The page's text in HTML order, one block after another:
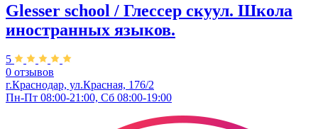
Glesser school / Глессер скуул. Школа
иностранных языков.
5
0 отзывов
г.Краснодар, ул.Красная, 176/2
Пн-Пт 08:00-21:00, Сб 08:00-19:00